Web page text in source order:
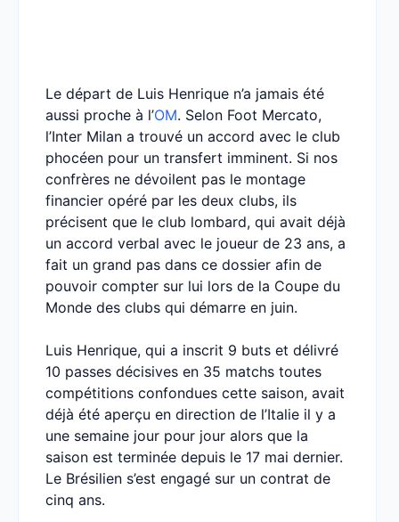
Le départ de Luis Henrique n’a jamais été
aussi proche à l’OM. Selon Foot Mercato,
l’Inter Milan a trouvé un accord avec le club
phocéen pour un transfert imminent. Si nos
confrères ne dévoilent pas le montage
financier opéré par les deux clubs, ils
précisent que le club lombard, qui avait déjà
un accord verbal avec le joueur de 23 ans, a
fait un grand pas dans ce dossier afin de
pouvoir compter sur lui lors de la Coupe du
Monde des clubs qui démarre en juin.
Luis Henrique, qui a inscrit 9 buts et délivré
10 passes décisives en 35 matchs toutes
compétitions confondues cette saison, avait
déjà été aperçu en direction de l’Italie il y a
une semaine jour pour jour alors que la
saison est terminée depuis le 17 mai dernier.
Le Brésilien s’est engagé sur un contrat de
cinq ans.